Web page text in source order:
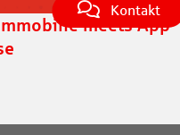
Kontakt
meets App